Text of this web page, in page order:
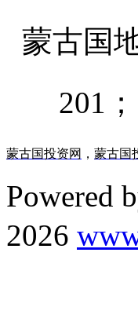
蒙古国
201
蒙古国投资网 ， 蒙古国
Powered
2026